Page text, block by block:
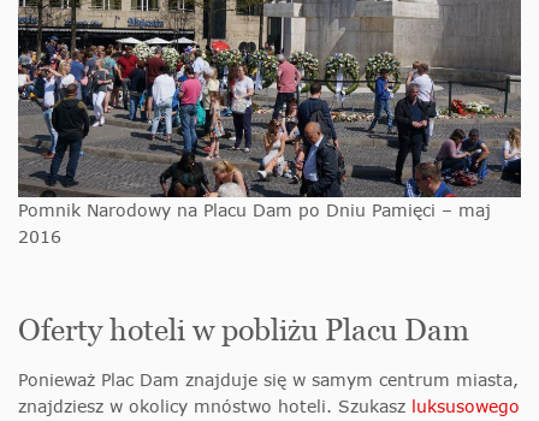
Pomnik Narodowy na Placu Dam po Dniu Pamięci – maj
2016
Oferty hoteli w pobliżu Placu Dam
Ponieważ Plac Dam znajduje się w samym centrum miasta,
znajdziesz w okolicy mnóstwo hoteli. Szukasz luksusowego